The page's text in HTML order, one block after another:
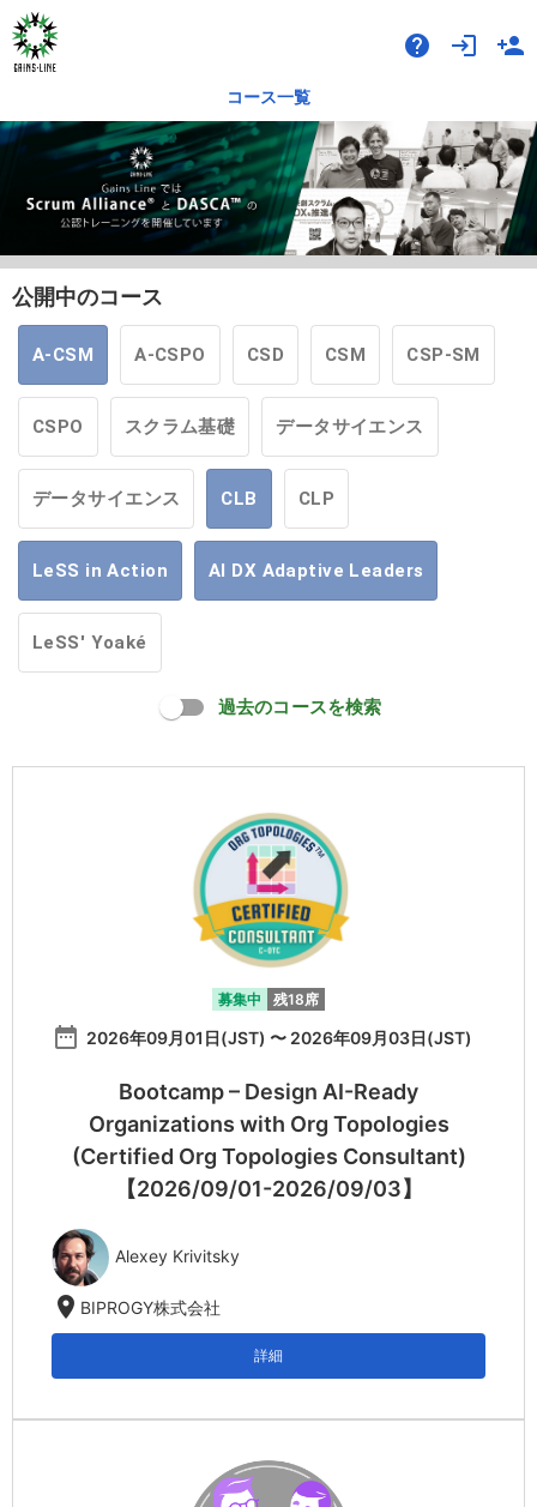
help login person_add
コース一覧
公開中のコース
A-CSM A-CSPO CSD CSM CSP-SM
CSPO スクラム基礎 データサイエンス
データサイエンス CLB CLP
LeSS in Action AI DX Adaptive Leaders
LeSS' Yoaké
過去のコースを検索
募集中 残18席
date_range 2026年09月01日(JST) 〜 2026年09月03日(JST)
Bootcamp – Design AI-Ready
Organizations with Org Topologies
(Certified Org Topologies Consultant)
【2026/09/01-2026/09/03】
Alexey Krivitsky
location_on BIPROGY株式会社
詳細